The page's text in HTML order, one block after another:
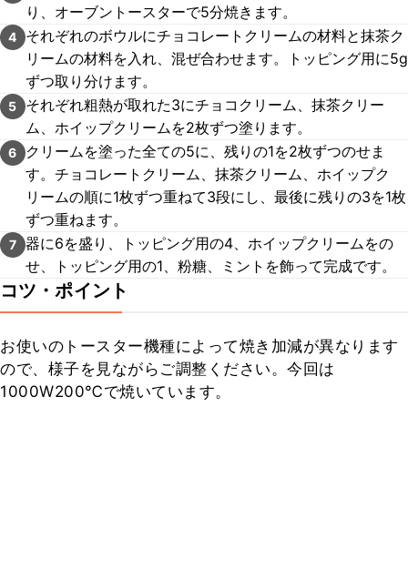
り、オーブントースターで5分焼きます。
4
それぞれのボウルにチョコレートクリームの材料と抹茶ク
リームの材料を入れ、混ぜ合わせます。トッピング用に5g
ずつ取り分けます。
5
それぞれ粗熱が取れた3にチョコクリーム、抹茶クリー
ム、ホイップクリームを2枚ずつ塗ります。
6
クリームを塗った全ての5に、残りの1を2枚ずつのせま
す。チョコレートクリーム、抹茶クリーム、ホイップク
リームの順に1枚ずつ重ねて3段にし、最後に残りの3を1枚
ずつ重ねます。
7 器に6を盛り、トッピング用の4、ホイップクリームをの
せ、トッピング用の1、粉糖、ミントを飾って完成です。
コツ・ポイント
お使いのトースター機種によって焼き加減が異なります
ので、様子を見ながらご調整ください。今回は
1000W200℃で焼いています。